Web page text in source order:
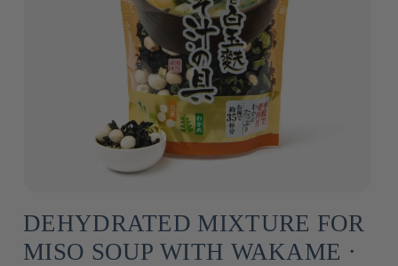
DEHYDRATED MIXTURE FOR
MISO SOUP WITH WAKAME ⋅